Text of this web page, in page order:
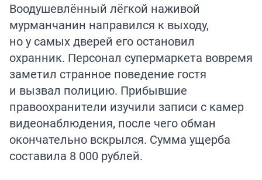
Воодушевлённый лёгкой наживой
мурманчанин направился к выходу,
но у самых дверей его остановил
охранник. Персонал супермаркета вовремя
заметил странное поведение гостя
и вызвал полицию. Прибывшие
правоохранители изучили записи с камер
видеонаблюдения, после чего обман
окончательно вскрылся. Сумма ущерба
составила 8 000 рублей.